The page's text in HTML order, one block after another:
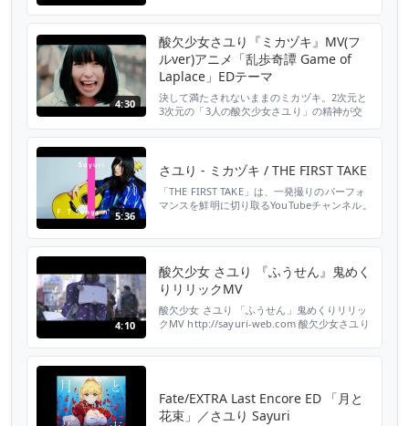
純粋で歪んだ恋模様や“平行した”心情を、”万
華鏡と鏡”の内側と外側の平行世界で表現し
た、アニメ「クズの本懐」と”酸欠少女”がクロ
スオーバーし...
4:30
酸欠少女さユり『ミカヅキ』MV(フ
ルver)アニメ「乱歩奇譚 Game of
Laplace」EDテーマ
決して満たされないままのミカヅキ。2次元と
3次元の「3人の酸欠少女さユり」の精神が交
ングスver.)。“ノイタミナ”アニメ「乱歩奇譚
Game of Laplace」エンディング・テーマ。
5:36
さユり - ミカヅキ / THE FIRST TAKE
「THE FIRST TAKE」は、一発撮りのパーフォ
マンスを鮮明に切り取るYouTubeチャンネル。
の路上ライブを彷彿とさせる座布団にあぐらで
ポンチョを纏い、 自身のデビ...
4:10
酸欠少女 さユり 『ふうせん』鬼めく
りリリックMV
酸欠少女 さユり 「ふうせん」鬼めくりリリッ
クMV http://sayuri-web.com 酸欠少女さユり
た。いやもう、めくりまくりです。めくり-ま
くり。途中ものすごいがんばってるの...
Fate/EXTRA Last Encore ED 「月と
花束」／さユり Sayuri